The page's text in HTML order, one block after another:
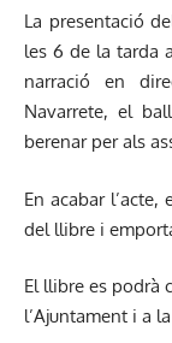
La presentació
les 6 de la tarda
narració en
Navarrete, el
berenar per als
En acabar
del llibre i
El llibre es podrà
l’Ajuntament i a